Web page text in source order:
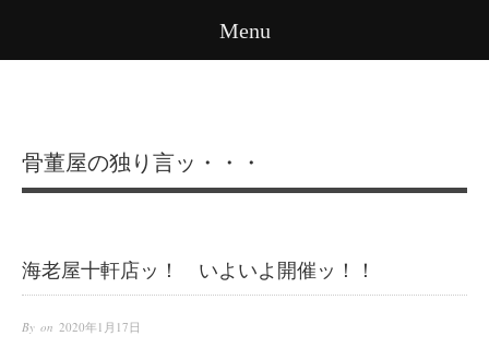
Menu
骨董屋の独り言ッ・・・
海老屋十軒店ッ！ いよいよ開催ッ！！
By on 2020年1月17日